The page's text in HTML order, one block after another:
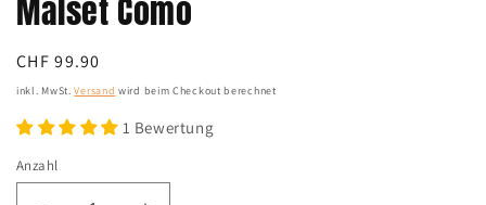
Malset Como
Normaler
Preis
CHF 99.90
inkl. MwSt.Versand wird beim Checkout berechnet
1 Bewertung
Anzahl